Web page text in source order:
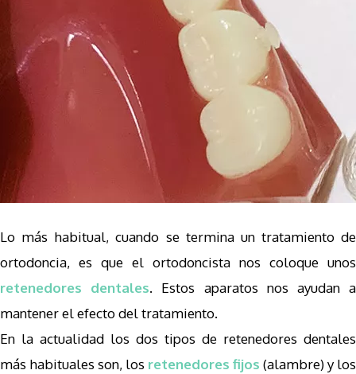
Lo más habitual, cuando se termina un tratamiento de
ortodoncia, es que el ortodoncista nos coloque unos
retenedores dentales. Estos aparatos nos ayudan a
mantener el efecto del tratamiento.
En la actualidad los dos tipos de retenedores dentales
más habituales son, los retenedores fijos (alambre) y los